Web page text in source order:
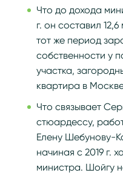
Что до дохода
г. он составил
тот же период
собственности у
участка,
квартира в
Что связывает
стюардессу,
Елену Шебунову-
начиная с 2019 г.
министра. Шойгу